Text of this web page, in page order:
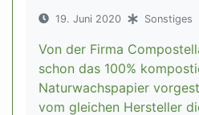
19. Juni 2020 Sonstiges
Von der Firma
schon das 100%
Naturwachspapier
vom gleichen Hersteller